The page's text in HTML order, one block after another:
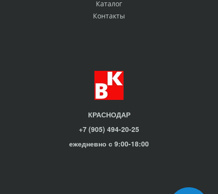
Каталог
Контакты
КРАСНОДАР
+7 (905) 494-20-25
ежедневно с 9:00-18:00